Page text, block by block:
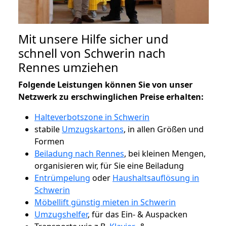
Mit unsere Hilfe sicher und
schnell von Schwerin nach
Rennes umziehen
Folgende Leistungen können Sie von unser
Netzwerk zu erschwinglichen Preise erhalten:
Halteverbotszone in Schwerin
stabile Umzugskartons, in allen Größen und
Formen
Beiladung nach Rennes, bei kleinen Mengen,
organisieren wir, für Sie eine Beiladung
Entrümpelung oder Haushaltsauflösung in
Schwerin
Möbellift günstig mieten in Schwerin
Umzugshelfer, für das Ein- & Auspacken